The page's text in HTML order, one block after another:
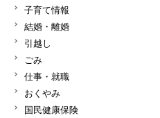
子育て情報
結婚・離婚
引越し
ごみ
仕事・就職
おくやみ
国民健康保険